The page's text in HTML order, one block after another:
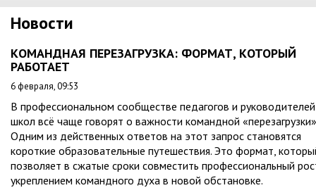
Новости
КОМАНДНАЯ ПЕРЕЗАГРУЗКА: ФОРМАТ, КОТОРЫЙ
РАБОТАЕТ
6 февраля, 09:53
В профессиональном сообществе педагогов и руководителей
школ всё чаще говорят о важности командной
Одним из действенных ответов на этот запрос становятся
короткие образовательные путешествия. Это формат,
позволяет в сжатые сроки совместить профессиональный
укреплением командного духа в новой обстановке.